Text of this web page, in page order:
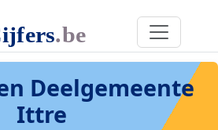
Deelgemeente
Ittre